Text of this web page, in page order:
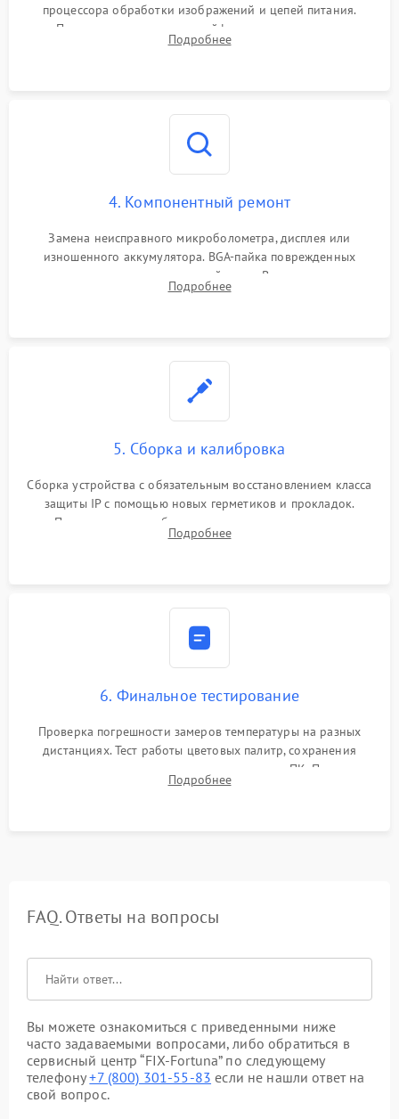
процессора обработки изображений и цепей питания.
Проверка целостности шлейфов, модуля памяти и
интерфейсов связи. Выявление сгоревших SMD-компонентов
Подробнее
4. Компонентный ремонт
Замена неисправного микроболометра, дисплея или
изношенного аккумулятора. BGA-пайка поврежденных
контроллеров на материнской плате. Восстановление
разъемов и кнопок, замена поврежденных элементов
Подробнее
5. Сборка и калибровка
Сборка устройства с обязательным восстановлением класса
защиты IP с помощью новых герметиков и прокладок.
Программная калибровка матрицы по эталонному
абсолютно черному телу для точного измерения температур.
Подробнее
6. Финальное тестирование
Проверка погрешности замеров температуры на разных
дистанциях. Тест работы цветовых палитр, сохранения
термограмм в память и передачи данных на ПК. Проверка
автономности работы и итоговый контроль качества.
Подробнее
FAQ. Ответы на вопросы
Вы можете ознакомиться с приведенными ниже
часто задаваемыми вопросами, либо обратиться в
сервисный центр “FIX-Fortuna” по следующему
телефону+7 (800) 301-55-83 если не нашли ответ на
свой вопрос.